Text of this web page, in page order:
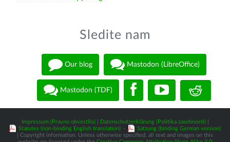
Sledite nam
Our blog Mastodon (LibreOffice)
Mastodon (TDF)
Impressum (Pravno obvestilo)| Datenschutzerklärung (Politika zasebnosti)|
Statutes (non-binding English translation) -
Satzung (binding German version)
| Copyright information: Unless otherwise specified, all text and images on this